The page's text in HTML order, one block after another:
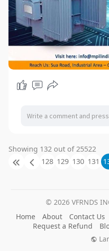
Showing 132 out of 25522
128 129 130 131
© 2026 VFRNDS
Home
About Contact Us
Request a Refund